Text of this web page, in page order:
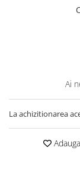
Ai
La achizitionarea